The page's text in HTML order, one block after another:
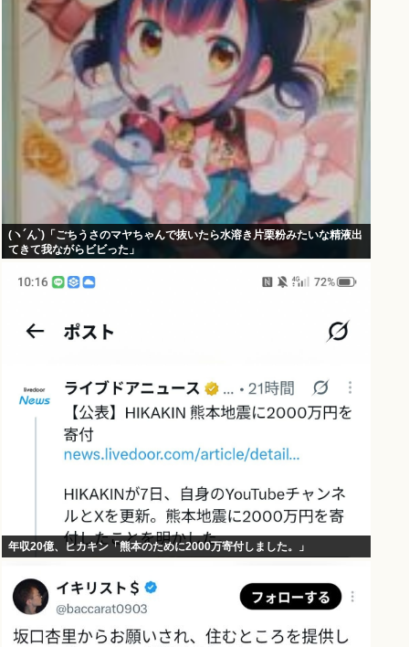
(ヽ´ん`)「ごちうさのマヤちゃんで抜いたら水溶き片栗粉みたいな精液出
てきて我ながらビビった」
年収20億、ヒカキン「熊本のために2000万寄付しました。」